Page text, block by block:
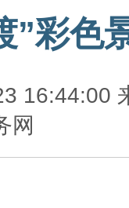
”彩色
16:44:00
网